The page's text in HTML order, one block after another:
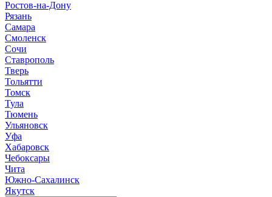
Ростов-на-Дону
Рязань
Самара
Смоленск
Сочи
Ставрополь
Тверь
Тольятти
Томск
Тула
Тюмень
Ульяновск
Уфа
Хабаровск
Чебоксары
Чита
Южно-Сахалинск
Якутск